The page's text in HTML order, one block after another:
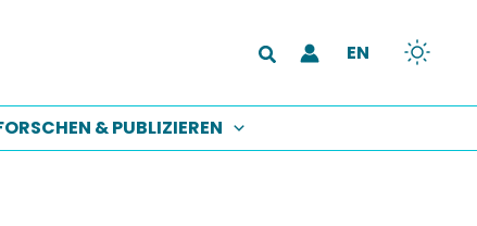
Suchen EN
& PUBLIZIEREN